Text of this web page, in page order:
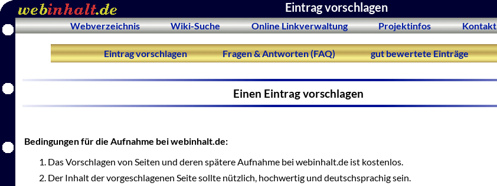
Eintrag vorschlagen
Webverzeichnis Wiki-Suche Online Linkverwaltung Projektinfos Kontakt
Eintrag vorschlagen Fragen & Antworten (FAQ) gut bewertete Einträge
Einen Eintrag vorschlagen
Bedingungen für die Aufnahme bei webinhalt.de:
Das Vorschlagen von Seiten und deren spätere Aufnahme bei webinhalt.de ist kostenlos.
Der Inhalt der vorgeschlagenen Seite sollte nützlich, hochwertig und deutschsprachig sein.